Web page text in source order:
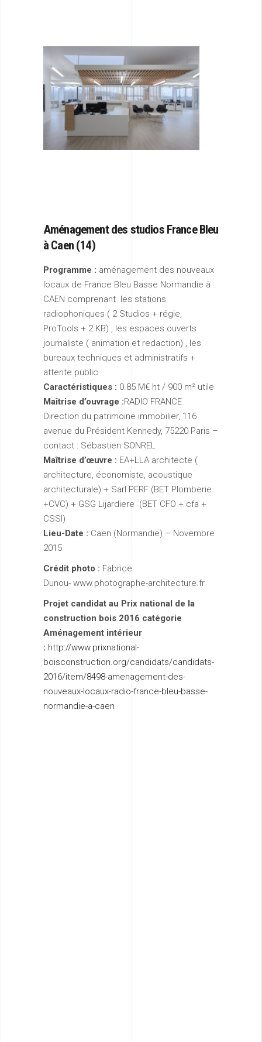
Aménagement des studios France Bleu
à Caen (14)
Programme : aménagement des nouveaux
locaux de France Bleu Basse Normandie à
CAEN comprenant les stations
radiophoniques ( 2 Studios + régie,
ProTools + 2 KB) , les espaces ouverts
journaliste ( animation et redaction) , les
bureaux techniques et administratifs +
attente public
Caractéristiques : 0.85 M€ ht / 900 m² utile
Maîtrise d’ouvrage :RADIO FRANCE
Direction du patrimoine immobilier, 116
avenue du Président Kennedy, 75220 Paris –
contact : Sébastien SONREL
Maîtrise d’œuvre : EA+LLA architecte (
architecture, économiste, acoustique
architecturale) + Sarl PERF (BET Plomberie
+CVC) + GSG Lijardiere (BET CFO + cfa +
CSSI)
Lieu-Date : Caen (Normandie) – Novembre
2015
Crédit photo : Fabrice
Dunou- www.photographe-architecture.fr
Projet candidat au Prix national de la
construction bois 2016 catégorie
Aménagement intérieur
: http://www.prixnational-
boisconstruction.org/candidats/candidats-
2016/item/8498-amenagement-des-
nouveaux-locaux-radio-france-bleu-basse-
normandie-a-caen